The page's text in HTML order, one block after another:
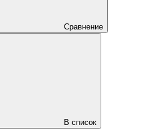
Сравнение
В список